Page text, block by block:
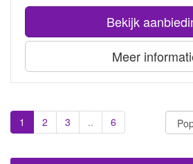
Bekijk
Meer
1 2 3 .. 6